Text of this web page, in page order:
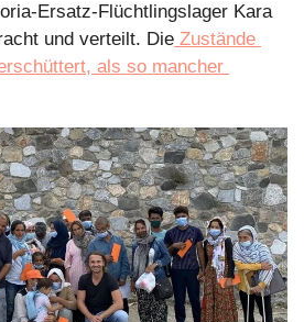
Ersatz-Flüchtlingslager Kara
und verteilt. Die Zustände
als so mancher